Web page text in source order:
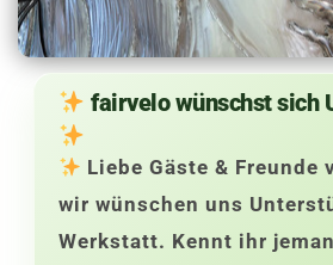
fairvelo wünschst sich
Liebe Gäste & Freunde
wir wünschen uns
Werkstatt. Kennt ihr